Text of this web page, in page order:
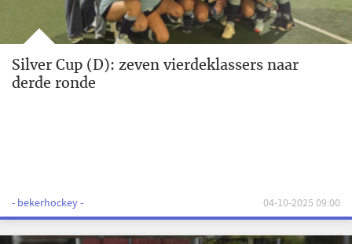
Silver Cup (D): zeven vierdeklassers naar
derde ronde
- bekerhockey - 04-10-2025 09:00